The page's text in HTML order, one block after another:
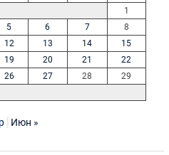
1
5 6 7
8
12 13 14
15
19 20 21
22
26 27 28
29
Июн »